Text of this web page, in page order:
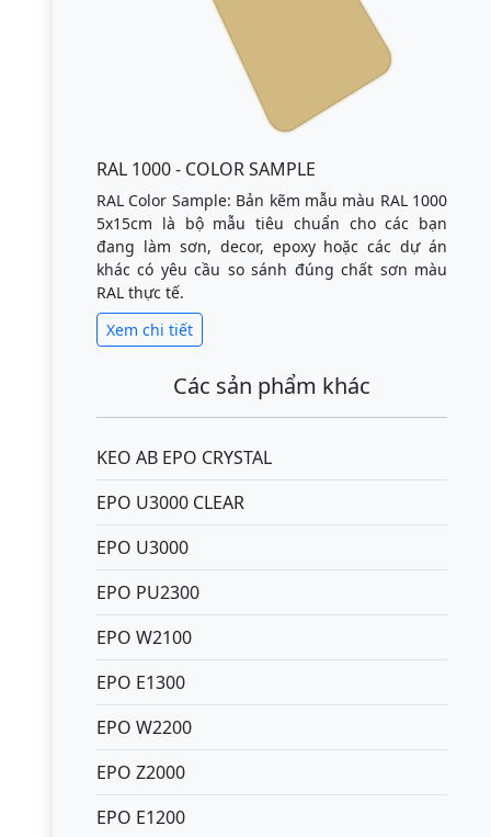
RAL 1000 - COLOR SAMPLE
RAL Color Sample: Bản kẽm mẫu màu RAL 1000
5x15cm là bộ mẫu tiêu chuẩn cho các bạn
đang làm sơn, decor, epoxy hoặc các dự án
khác có yêu cầu so sánh đúng chất sơn màu
RAL thực tế.
Xem chi tiết
Các sản phẩm khác
KEO AB EPO CRYSTAL
EPO U3000 CLEAR
EPO U3000
EPO PU2300
EPO W2100
EPO E1300
EPO W2200
EPO Z2000
EPO E1200